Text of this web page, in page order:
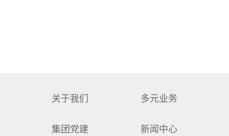
关于我们 多元业务
集团党建 新闻中心